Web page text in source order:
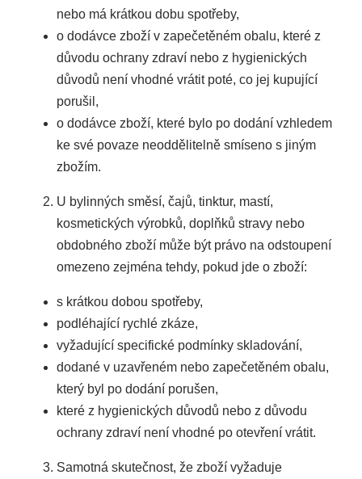
nebo má krátkou dobu spotřeby,
o dodávce zboží v zapečetěném obalu, které z
důvodu ochrany zdraví nebo z hygienických
důvodů není vhodné vrátit poté, co jej kupující
porušil,
o dodávce zboží, které bylo po dodání vzhledem
ke své povaze neoddělitelně smíseno s jiným
zbožím.
U bylinných směsí, čajů, tinktur, mastí,
kosmetických výrobků, doplňků stravy nebo
obdobného zboží může být právo na odstoupení
omezeno zejména tehdy, pokud jde o zboží:
s krátkou dobou spotřeby,
podléhající rychlé zkáze,
vyžadující specifické podmínky skladování,
dodané v uzavřeném nebo zapečetěném obalu,
který byl po dodání porušen,
které z hygienických důvodů nebo z důvodu
ochrany zdraví není vhodné po otevření vrátit.
Samotná skutečnost, že zboží vyžaduje